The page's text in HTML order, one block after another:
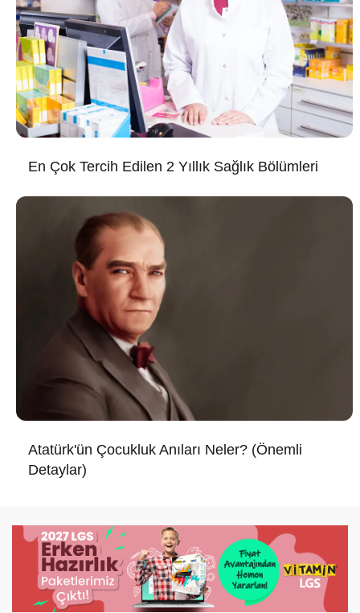
En Çok Tercih Edilen 2 Yıllık Sağlık Bölümleri
Atatürk'ün Çocukluk Anıları Neler? (Önemli
Detaylar)